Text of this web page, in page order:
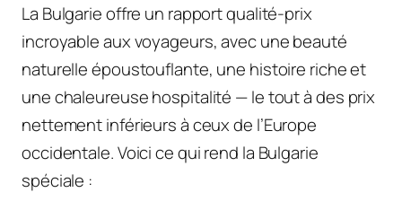
La Bulgarie offre un rapport qualité-prix
incroyable aux voyageurs, avec une beauté
naturelle époustouflante, une histoire riche et
une chaleureuse hospitalité — le tout à des prix
nettement inférieurs à ceux de l’Europe
occidentale. Voici ce qui rend la Bulgarie
spéciale :